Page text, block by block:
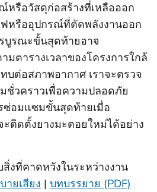
หรือวัสดุก่อสร้างที่เหลือออก
ฟหรืออุปกรณ์ที่ตัดพลังงานออก
บูรณะขั้นสุดท้ายอาจ
มตารางเวลาของโครงการใกล้
บต่อสภาพอากาศ เราจะตรวจ
ชั่วคราวเพื่อความปลอดภัย
ซ่อมแซมขั้นสุดท้ายเมื่อ
ติดตั้งยางมะตอยใหม่ได้อย่าง
สิ่งที่คาดหวังในระหว่างงาน
ายเสียง | บทบรรยาย (PDF)